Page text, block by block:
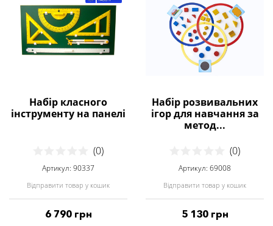
Набір класного
інструменту на панелі
(0)
Артикул: 90337
Відправити товар у кошик
6 790 грн
Набір розвивальних
ігор для навчання за
метод...
(0)
Артикул: 69008
Відправити товар у кошик
5 130 грн